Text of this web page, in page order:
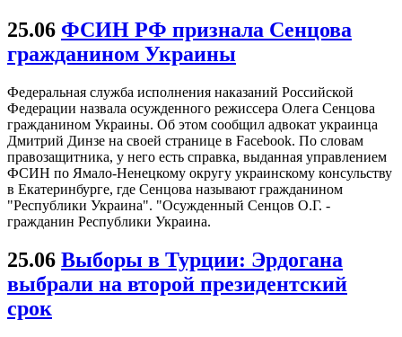
25.06 ФСИН РФ признала Сенцова
гражданином Украины
Федеральная служба исполнения наказаний Российской
Федерации назвала осужденного режиссера Олега Сенцова
гражданином Украины. Об этом сообщил адвокат украинца
Дмитрий Динзе на своей странице в Facebook. По словам
правозащитника, у него есть справка, выданная управлением
ФСИН по Ямало-Ненецкому округу украинскому консульству
в Екатеринбурге, где Сенцова называют гражданином
"Республики Украина". "Осужденный Сенцов О.Г. -
гражданин Республики Украина.
25.06 Выборы в Турции: Эрдогана
выбрали на второй президентский
срок